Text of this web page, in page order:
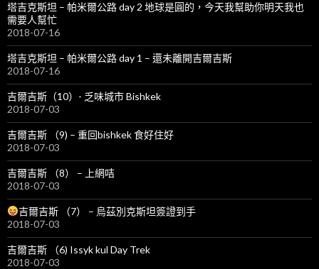
塔吉克斯坦 – 帕米爾公路 day 2 地球是圓的，今天我幫助你明天我也
需要人幫忙
2018-07-16
塔吉克斯坦 – 帕米爾公路 day 1 – 還未離開吉爾吉斯
2018-07-16
吉爾吉斯（10）- 乏味城市 Bishkek
2018-07-03
吉爾吉斯 （9) – 重回bishkek 食好住好
2018-07-03
吉爾吉斯 （8） – 上網咭
2018-07-03
吉爾吉斯 （7） – 烏茲別克斯坦簽證到手
2018-07-03
吉爾吉斯 （6) Issyk kul Day Trek
2018-07-03